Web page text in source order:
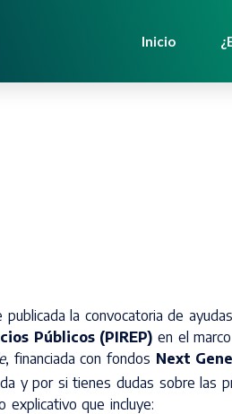
Inicio
la convocatoria de
Públicos (PIREP)en el
, financiada con fondos Next
y por si tienes dudas sobre las
explicativo que incluye: